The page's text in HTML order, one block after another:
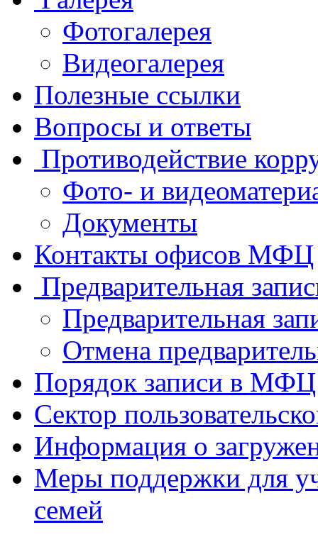
Фотогалерея
Видеогалерея
Полезные ссылки
Вопросы и ответы
Противодействие
Фото- и
Документы
Контакты офисов МФЦ
Предварительная
Предварительная
Отмена
Порядок записи в МФЦ
Сектор
Информация о
Меры поддержки для
семей